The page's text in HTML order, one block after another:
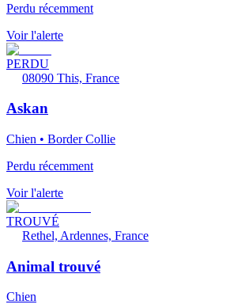
Perdu récemment
Voir l'alerte
PERDU
08090 This, France
Askan
Chien • Border Collie
Perdu récemment
Voir l'alerte
TROUVÉ
Rethel, Ardennes, France
Animal trouvé
Chien